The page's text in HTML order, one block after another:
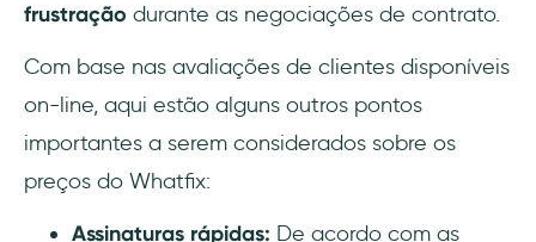
frustração durante as negociações de contrato.
Com base nas avaliações de clientes disponíveis
on-line, aqui estão alguns outros pontos
importantes a serem considerados sobre os
preços do Whatfix:
Assinaturas rápidas: De acordo com as